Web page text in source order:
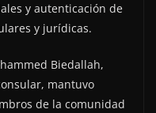
y autenticación de
y jurídicas.
Biedallah,
mantuvo
de la comunidad